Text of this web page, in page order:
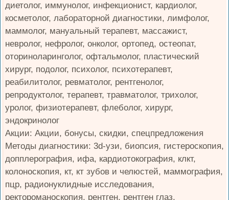
диетолог, иммунолог, инфекционист, кардиолог,
косметолог, лабораторной диагностики, лимфолог,
маммолог, мануальный терапевт, массажист,
невролог, нефролог, онколог, ортопед, остеопат,
оториноларинголог, офтальмолог, пластический
хирург, подолог, психолог, психотерапевт,
реабилитолог, ревматолог, рентгенолог,
репродуктолог, терапевт, травматолог, трихолог,
уролог, физиотерапевт, флеболог, хирург,
эндокринолог
Акции: Акции, бонусы, скидки, спецпредложения
Методы диагностики: 3d-узи, биопсия, гистероскопия,
допплерография, ифа, кардиотокография, клкт,
колоноскопия, кт, кт зубов и челюстей, маммография,
пцр, радионуклидные исследования,
ректороманоскопия, рентген, рентген глаз,